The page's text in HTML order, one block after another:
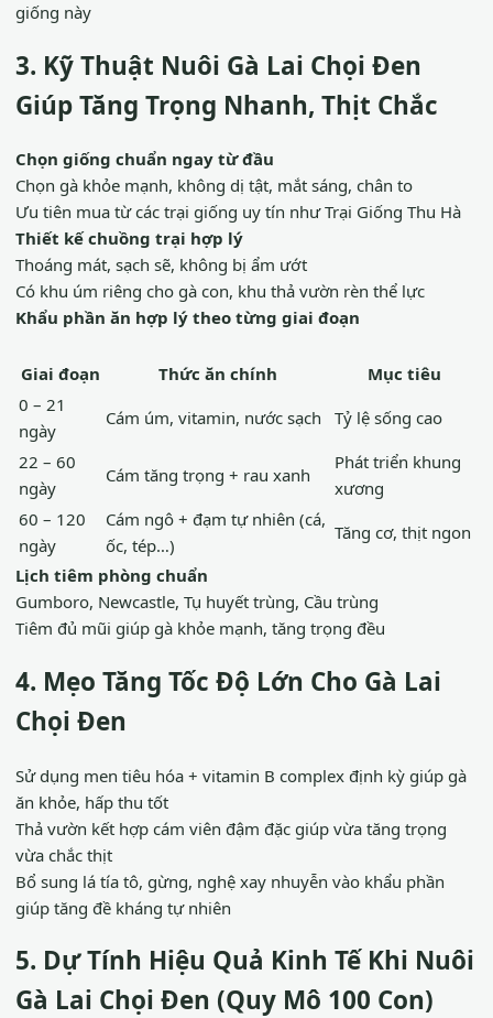
giống này
3. Kỹ Thuật Nuôi Gà Lai Chọi Đen
Giúp Tăng Trọng Nhanh, Thịt Chắc
Chọn giống chuẩn ngay từ đầu
Chọn gà khỏe mạnh, không dị tật, mắt sáng, chân to
Ưu tiên mua từ các trại giống uy tín như Trại Giống Thu Hà
Thiết kế chuồng trại hợp lý
Thoáng mát, sạch sẽ, không bị ẩm ướt
Có khu úm riêng cho gà con, khu thả vườn rèn thể lực
Khẩu phần ăn hợp lý theo từng giai đoạn
Giai đoạn Thức ăn chính
Mục tiêu
0 – 21
ngày
Cám úm, vitamin, nước sạch
Tỷ lệ sống cao
22 – 60
ngày
Cám tăng trọng + rau xanh
Phát triển khung
xương
60 – 120
ngày
Cám ngô + đạm tự nhiên (cá,
ốc, tép…)
Tăng cơ, thịt ngon
Lịch tiêm phòng chuẩn
Gumboro, Newcastle, Tụ huyết trùng, Cầu trùng
Tiêm đủ mũi giúp gà khỏe mạnh, tăng trọng đều
4. Mẹo Tăng Tốc Độ Lớn Cho Gà Lai
Chọi Đen
Sử dụng men tiêu hóa + vitamin B complex định kỳ giúp gà
ăn khỏe, hấp thu tốt
Thả vườn kết hợp cám viên đậm đặc giúp vừa tăng trọng
vừa chắc thịt
Bổ sung lá tía tô, gừng, nghệ xay nhuyễn vào khẩu phần
giúp tăng đề kháng tự nhiên
5. Dự Tính Hiệu Quả Kinh Tế Khi Nuôi
Gà Lai Chọi Đen (Quy Mô 100 Con)